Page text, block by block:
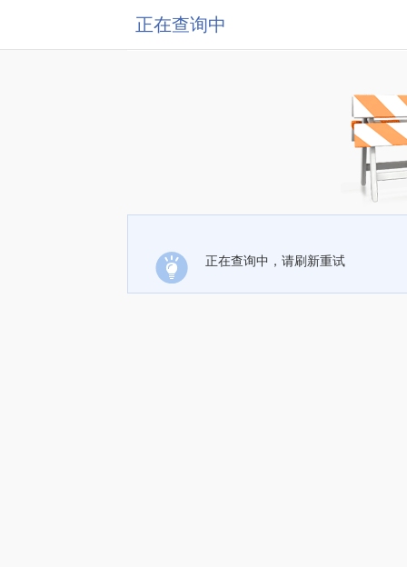
正在查询中
正在查询中，请刷新重试